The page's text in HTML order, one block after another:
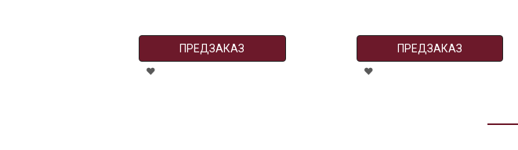
ПРЕДЗАКАЗ ПРЕДЗАКАЗ